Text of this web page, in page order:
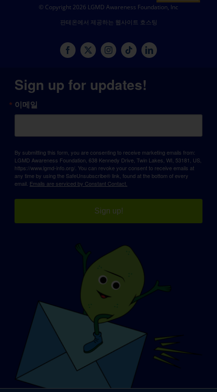
© Copyright 2026 LGMD Awareness Foundation, Inc
판테온에서 제공하는 웹사이트 호스팅
Sign up for updates!
이메일
By submitting this form, you are consenting to receive marketing emails from:
LGMD Awareness Foundation, 638 Kennedy Drive, Twin Lakes, WI, 53181, US,
https://www.lgmd-info.org/. You can revoke your consent to receive emails at
any time by using the SafeUnsubscribe® link, found at the bottom of every
email. Emails are serviced by Constant Contact.
Sign up!